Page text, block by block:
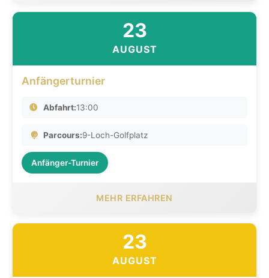
23
AUGUST
Anfängerturnier
Abfahrt:13:00
Parcours:9-Loch-Golfplatz
Anfänger-Turnier
MEHR ERFAHREN
23
AUGUST